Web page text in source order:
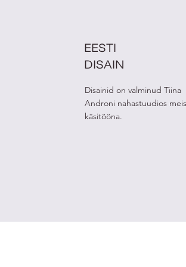
EESTI
DISAIN
Disainid on valminud Tiina
Androni nahastuudios
käsitööna.